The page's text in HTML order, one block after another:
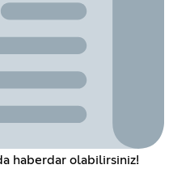
haberdar olabilirsiniz!